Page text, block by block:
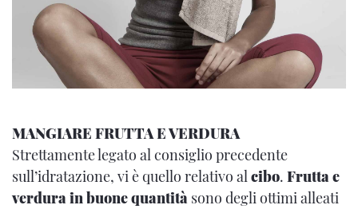
MANGIARE FRUTTA E VERDURA
Strettamente legato al consiglio precedente
sull’idratazione, vi è quello relativo alcibo. Frutta e
verdura in buone quantità sono degli ottimi alleati